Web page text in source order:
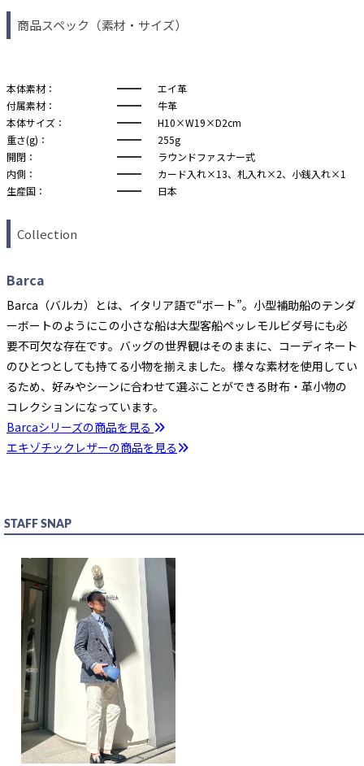
商品スペック（素材・サイズ）
本体素材：
エイ革
付属素材：
牛革
本体サイズ：
H10×W19×D2cm
重さ(g)：
255g
開閉：
ラウンドファスナー式
内側：
カード入れ×13、札入れ×2、小銭入れ×1
生産国：
日本
Collection
Barca
Barca（バルカ）とは、イタリア語で“ボート”。小型補助船のテンダ
ーボートのようにこの小さな船は大型客船ペッレモルビダ号にも必
要不可欠な存在です。バッグの世界観はそのままに、コーディネート
のひとつとしても持てる小物を揃えました。様々な素材を使用してい
るため、好みやシーンに合わせて選ぶことができる財布・革小物の
コレクションになっています。
Barcaシリーズの商品を見る
エキゾチックレザーの商品を見る
STAFF SNAP